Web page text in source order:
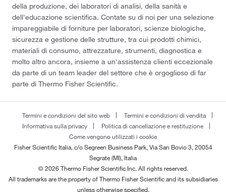
della produzione, dei laboratori di analisi, della sanità e
dell'educazione scientifica. Contate su di noi per una selezione
impareggiabile di forniture per laboratori, scienze biologiche,
sicurezza e gestione delle strutture, tra cui prodotti chimici,
materiali di consumo, attrezzature, strumenti, diagnostica e
molto altro ancora, insieme a un'assistenza clienti eccezionale
da parte di un team leader del settore che è orgoglioso di far
parte di Thermo Fisher Scientific.
Termini e condizioni del sito web
Termini e condizioni di vendita
Informativa sulla privacy
Politica di cancellazione e restituzione
Come vengono utilizzati i cookie
Fisher Scientific Italia, c/o Segreen Business Park, Via San Bovio 3, 20054
Segrate (MI), Italia
© 2026 Thermo Fisher Scientific Inc. All rights reserved.
All trademarks are the property of Thermo Fisher Scientific and its subsidiaries
unless otherwise specified.